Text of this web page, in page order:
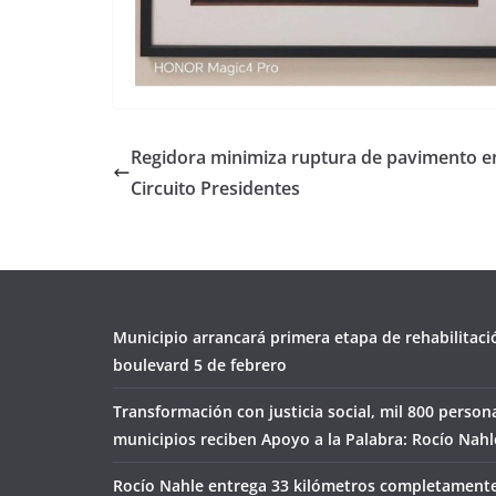
Regidora minimiza ruptura de pavimento
Circuito Presidentes
Municipio arrancará primera etapa de
boulevard 5 de febrero
Transformación con justicia social, mil 800
municipios reciben Apoyo a la Palabra: Rocío
Rocío Nahle entrega 33 kilómetros